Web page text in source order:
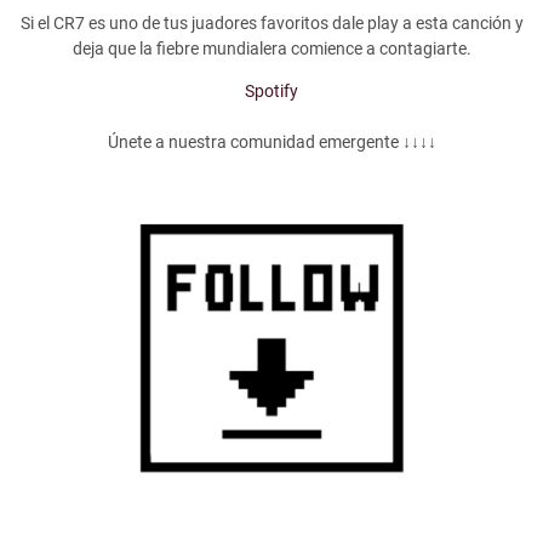
Si el CR7 es uno de tus juadores favoritos dale play a esta canción y
deja que la fiebre mundialera comience a contagiarte.
Spotify
Únete a nuestra comunidad emergente ↓↓↓↓